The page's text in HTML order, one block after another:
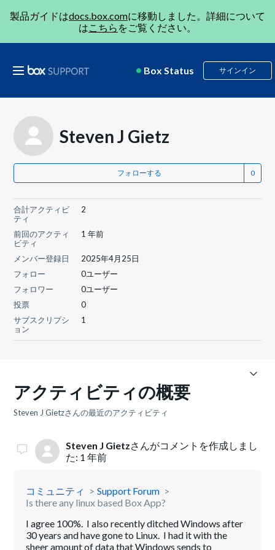
製品ガイドはdocs.box.comに移動しました。詳細について
はこちら をご覧ください。
Box Status サインイン
Steven J Gietz
フォローする
合計アクティビ
ティ
2
前回のアクティ
ビティ
1 年前
メンバー登録日
2025年4月25日
フォロー
0ユーザー
フォロワー
0ユーザー
投票
0
サブスクリプシ
ョン
1
アクティビティの概要
Steven J Gietzさんの最近のアクティビティ
Steven J Gietzさんがコメントを作成しまし
た: 1 年前
コミュニティ
Support Forum
Is there any linux based Box App?
I agree 100%. I also recently ditched Windows after
30 years and have gone to Linux. I had it with the
sheer amount of data that Windows sends to